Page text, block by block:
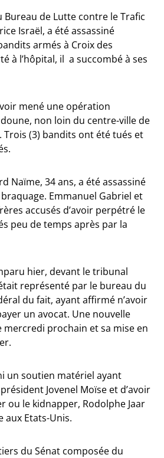
Bureau de Lutte contre le Trafic
Israël, a été assassiné
armés à Croix des
à l’hôpital, il a succombé à ses
mené une opération
non loin du centre-ville de
Trois (3) bandits ont été tués et
Naïme, 34 ans, a été assassiné
Emmanuel Gabriel et
accusés d’avoir perpétré le
peu de temps après par la
hier, devant le tribunal
représenté par le bureau du
du fait, ayant affirmé n’avoir
un avocat. Une nouvelle
mercredi prochain et sa mise en
un soutien matériel ayant
Jovenel Moïse et d’avoir
ou le kidnapper, Rodolphe Jaar
aux Etats-Unis.
du Sénat composée du